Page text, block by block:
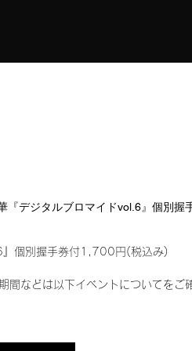
『デジタルブロマイドvol.6』個別握
』個別握手券付1,700円(税込み)
間などは以下イベントについてをご